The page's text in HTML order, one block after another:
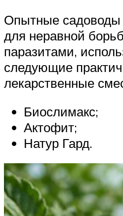
Опытные садоводы
для неравной
паразитами,
следующие
лекарственные
Биослимакс;
Актофит;
Натур Гард.